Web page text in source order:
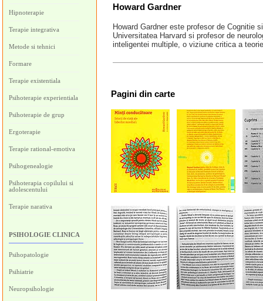
Hipnoterapie
Terapie integrativa
Metode si tehnici
Formare
Terapie existentiala
Psihoterapie experientiala
Psihoterapie de grup
Ergoterapie
Terapie rational-emotiva
Psihogenealogie
Psihoterapia copilului si
adolescentului
Terapie narativa
PSIHOLOGIE CLINICA
Psihopatologie
Psihiatrie
Neuropsihologie
Howard Gardner
Howard Gardner este profesor de Cognitie
Universitatea Harvard si profesor de
inteligentei multiple, o viziune critica a
Pagini din carte